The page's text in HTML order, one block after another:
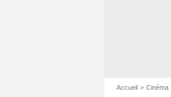
Accueil Cinéma